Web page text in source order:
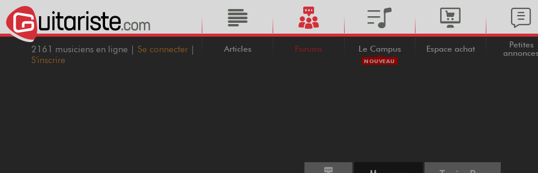
2161 musiciens en ligne | Se connecter |
S'inscrire
Articles Forums Le Campus
NOUVEAU
Espace achat
Petites